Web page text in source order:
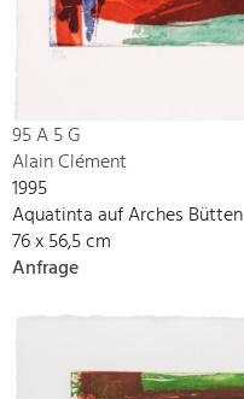
95 A 5 G
Alain Clément
1995
Aquatinta auf Arches Bütten
76 x 56,5 cm
Anfrage